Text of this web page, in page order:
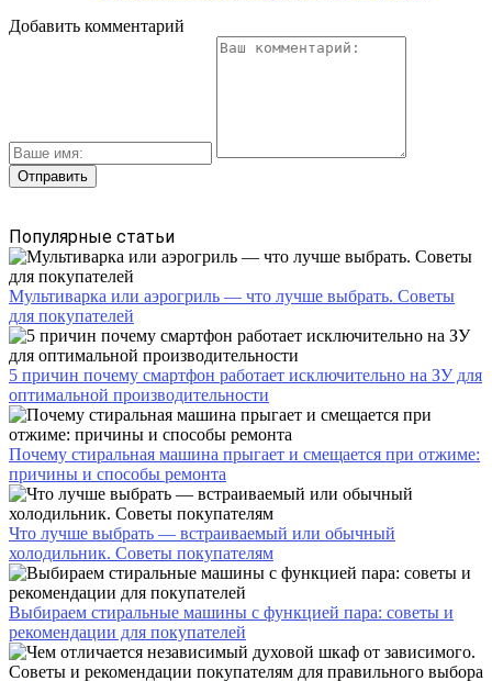
Добавить комментарий
Популярные статьи
Мультиварка или аэрогриль — что лучше выбрать. Советы
для покупателей
5 причин почему смартфон работает исключительно на ЗУ для
оптимальной производительности
Почему стиральная машина прыгает и смещается при отжиме:
причины и способы ремонта
Что лучше выбрать — встраиваемый или обычный
холодильник. Советы покупателям
Выбираем стиральные машины с функцией пара: советы и
рекомендации для покупателей